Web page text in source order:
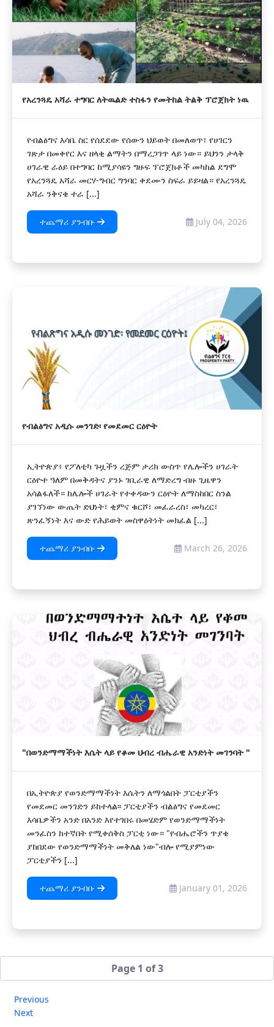
የአረንጓዴ አሻራ ተግባር ለትዉልድ ተስፋን የመትከል ትልቅ ፕሮጀክት ነዉ
የብልፅግና እሳቤ ስር የሰደደው የሰውን ህይወት በመለወጥ፣ የሀገርን
ገጽታ በመቀየር እና ዘላቂ ልማትን በማረጋገጥ ላይ ነው። ይህንን ታላቅ
ሀገራዊ ራዕይ በተግባር ከሚያሳዩን ግዙፍ ፕሮጀክቶች መካከል ደግሞ
የአረንጓዴ አሻራ መርሃ-ግብር ግንባር ቀደሙን ስፍራ ይይዛል። የአረንጓዴ
አሻራ ንቅናቄ ተራ [...]
ተጨማሪ ያንብቡ July 04, 2026
የብልፅግና አዲሱ መንገድ፡ የመደመር ርዕዮት
ኢትዮጵያ፥ የፖለቲካ ጉዟችን ረጅም ታሪክ ውስጥ የሌሎችን ሀገራት
ርዕዮተ ዓለም በመቅዳትና ያንኑ ገቢራዊ ለማድረግ ብዙ ጊዜዋን
አሳልፋለች። ከሌሎች ሀገራት የተቀዳውን ርዕዮት ለማስከበር ስንል
ያገኘነው ውጤት ድህነት፣ ቂምና ቁርሾ፣ መፈራረስ፣ መካረር፣
ጽንፈኝነት እና ውድ የሕይወት መስዋዕትነት መክፈል [...]
ተጨማሪ ያንብቡ March 26, 2026
"በወንድማማችነት እሴት ላይ የቆመ ህብረ ብሔራዊ አንድነት መገንባት "
በኢትዮጵያ የወንድማማችነት እሴትን ለማጎልበት ፓርቲያችን
የመደመር መንገድን ይከተላል፡፡ ፓርቲያችን ብልፅግና የመደመር
እሳቤዎችን አንድ በአንድ እየተገበሩ በመሄድም የወንድማማችነት
መንፈስን ከተኛበት የሚቀሰቅስ ፓርቲ ነው። "የብሔሮችን ጥያቄ
ያከበደው የወንድማማችነት መቅለል ነው"ብሎ የሚያምነው
ፓርቲያችን [...]
ተጨማሪ ያንብቡ January 01, 2026
Page 1 of 3
Previous
Next